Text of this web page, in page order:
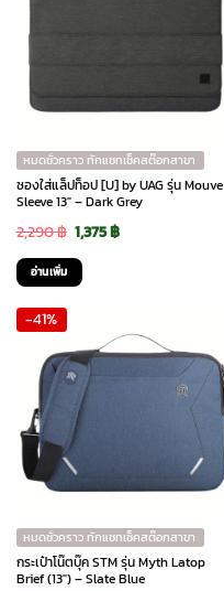
หมดชั่วคราว ทักแชทเช็คสต๊อกสาขา
ซองใส่แล็ปท็อป [U] by UAG รุ่น Mouve
Sleeve 13″ – Dark Grey
2,290฿ Original
price
was:
1,375฿Current
อ่านเพิ่ม
-41%
หมดชั่วคราว ทักแชทเช็คสต๊อกสาขา
กระเป๋าโน๊ตบุ๊ค STM รุ่น Myth Latop
Brief (13″) – Slate Blue